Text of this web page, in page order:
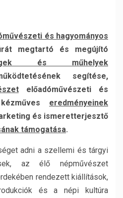
és hagyományos
megtartó és megújító
és műhelyek
segítése,
előadóművészeti és
eredményeinek
és ismeretterjesztő
támogatása.
adni a szellemi és tárgyi
az élő népművészet
rendezett kiállítások,
és a népi kultúra